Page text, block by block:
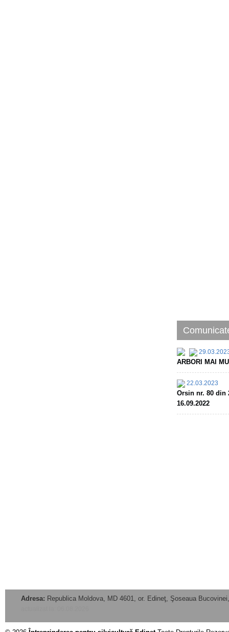
ARBORI MAI
22.03.2023
Orsin nr. 80 din
16.09.2022
Adresa: Republica Moldova, MD 4601, or. Edineţ, Şoseaua